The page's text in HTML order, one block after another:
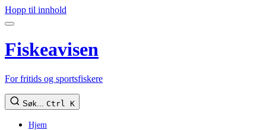
Hopp til innhold
Fiskeavisen
For fritids og sportsfiskere
Søk... Ctrl K
Hjem